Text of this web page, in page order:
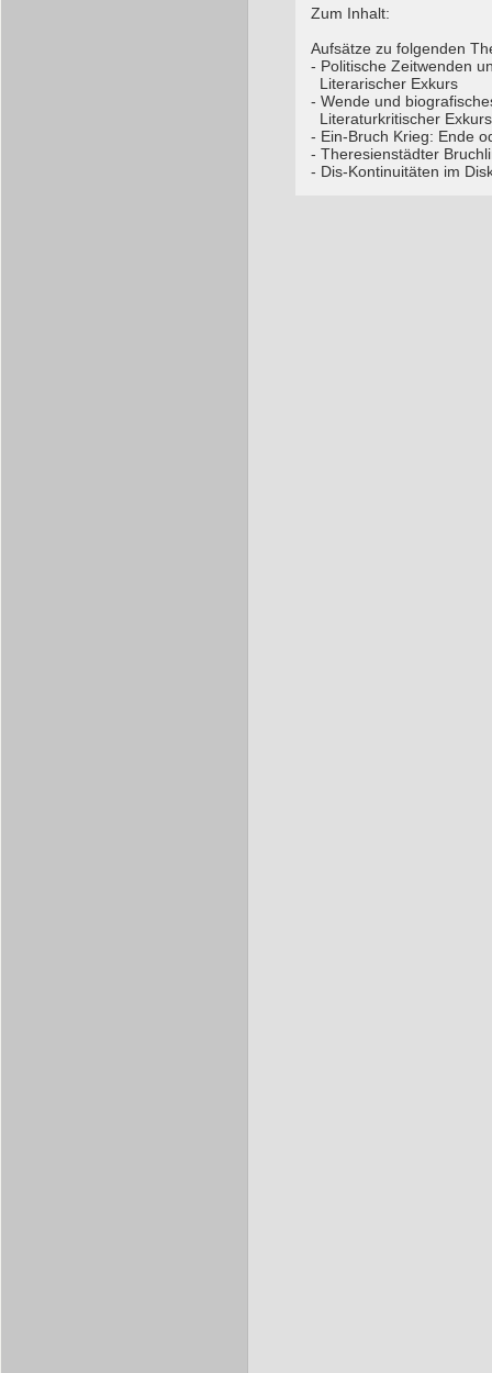
Zum Inhalt:
Aufsätze zu folgenden
- Politische Zeitwenden
Literarischer Exkurs
- Wende und
Literaturkritischer Exkurs
- Ein-Bruch Krieg: Ende
- Theresienstädter
- Dis-Kontinuitäten im